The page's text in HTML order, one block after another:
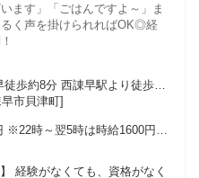
理想の働き
らのチャレンジ、 経験を活
がら全力で サポートいたし
います」「ごはんですよ～」ま
く声を掛けられればOK◎経
歩約8分 西諌早駅より徒歩約
・バイク・自転車通勤OK
市貝津町]
※22時～翌5時は時給1600円
経験がなくても、資格がなく